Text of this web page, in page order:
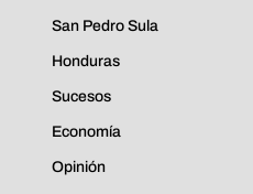
San Pedro Sula
Honduras
Sucesos
Economía
Opinión